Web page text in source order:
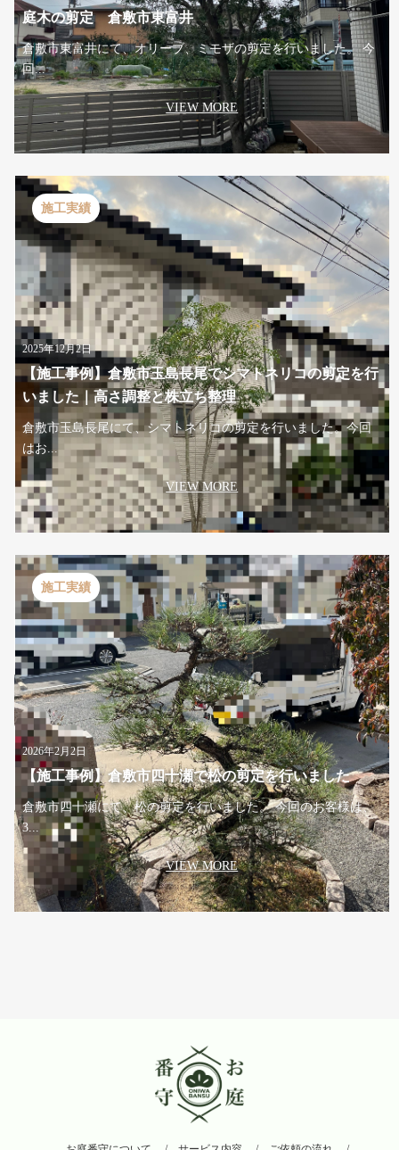
庭木の剪定 倉敷市東富井
倉敷市東富井にて、オリーブ、ミモザの剪定を行いました。 今
回...
VIEW MORE
施工実績
2025年12月2日
【施工事例】倉敷市玉島長尾でシマトネリコの剪定を行
いました｜高さ調整と株立ち整理
倉敷市玉島長尾にて、シマトネリコの剪定を行いました。今回
はお...
VIEW MORE
施工実績
2026年2月2日
【施工事例】倉敷市四十瀬で松の剪定を行いました
倉敷市四十瀬にて、松の剪定を行いました。 今回のお客様は、
3...
VIEW MORE